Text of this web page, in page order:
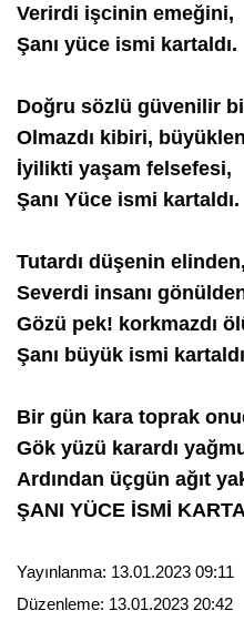
Verirdi işcinin emeğini,
Şanı yüce ismi kartaldı.
Doğru sözlü güvenilir
Olmazdı kibiri,
İyilikti yaşam felsefesi,
Şanı Yüce ismi kartaldı.
Tutardı düşenin elinden,
Severdi insanı
Gözü pek! korkmazdı
Şanı büyük ismi
Bir gün kara toprak
Gök yüzü karardı
Ardından üçgün ağıt
ŞANI YÜCE İSMİ
Yayınlanma: 13.01.2023 09:11
Düzenleme: 13.01.2023 20:42